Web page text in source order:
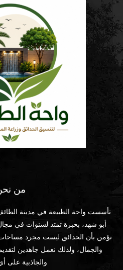
من
تأسست واحة الطبيعة في مدينة
أبو شهد، بخبرة تمتد لسنوات في
نؤمن بأن الحدائق ليست مجرد
والجمال، ولذلك نعمل جاهدين
والجاذبية على